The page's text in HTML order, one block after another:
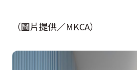
（圖片提供／MKCA）